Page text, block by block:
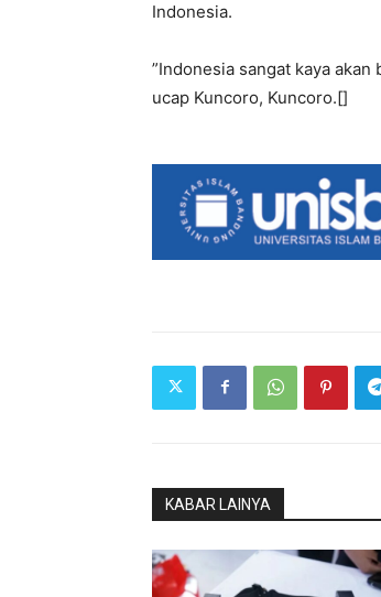
Indonesia.
”Indonesia sangat kaya
ucap Kuncoro, Kuncoro.[]
KABAR LAINYA